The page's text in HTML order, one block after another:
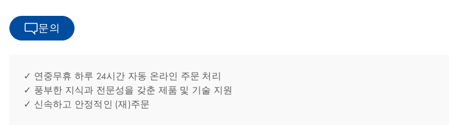
문의
✓ 연중무휴 하루 24시간 자동 온라인 주문 처리
✓ 풍부한 지식과 전문성을 갖춘 제품 및 기술 지원
✓ 신속하고 안정적인 (재)주문